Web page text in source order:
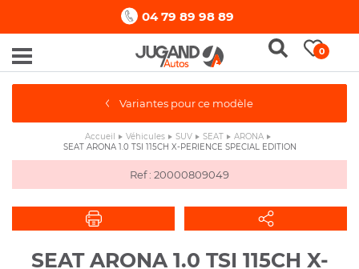
04 79 89 98 89
0
Variantes pour ce modèle
Accueil Véhicules SUV SEAT
ARONA
SEAT ARONA 1.0 TSI 115CH X-PERIENCE SPECIAL EDITION
Ref : 20000809049
SEAT ARONA 1.0 TSI 115CH X-